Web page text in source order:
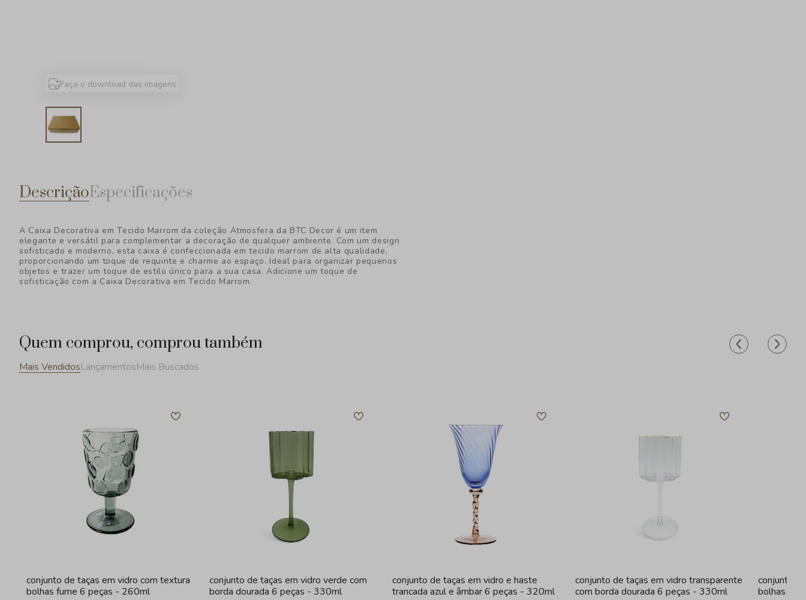
Faça o download das imagens
DescriçãoEspecificações
A Caixa Decorativa em Tecido Marrom da coleção Atmosfera da BTC Decor é um item
elegante e versátil para complementar a decoração de qualquer ambiente. Com um design
sofisticado e moderno, esta caixa é confeccionada em tecido marrom de alta qualidade,
proporcionando um toque de requinte e charme ao espaço. Ideal para organizar pequenos
objetos e trazer um toque de estilo único para a sua casa. Adicione um toque de
sofisticação com a Caixa Decorativa em Tecido Marrom.
Quem comprou, comprou também
Mais VendidosLançamentosMais Buscados
conjunto de taças em vidro com textura
bolhas fume 6 peças - 260ml
conjunto de taças em vidro verde com
borda dourada 6 peças - 330ml
conjunto de taças em vidro e haste
trancada azul e âmbar 6 peças - 320ml
conjunto de taças em vidro transparente
com borda dourada 6 peças - 330ml
conjunto
bolhas